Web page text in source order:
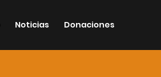
Noticias Donaciones